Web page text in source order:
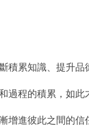
累知識、提升品
程的積累，如此
增進彼此之間的信